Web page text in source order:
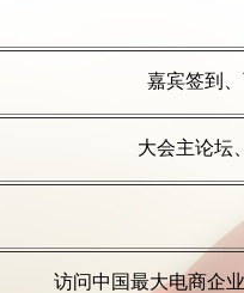
嘉宾签到
大会主论坛
访问中国最大电商企